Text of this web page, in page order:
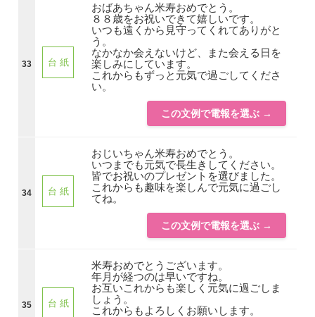
33 台 紙
おばあちゃん米寿おめでとう。
８８歳をお祝いできて嬉しいです。
いつも遠くから見守ってくれてありがと
う。
なかなか会えないけど、また会える日を
楽しみにしています。
これからもずっと元気で過ごしてくださ
い。
この文例で電報を選ぶ →
34 台 紙
おじいちゃん米寿おめでとう。
いつまでも元気で長生きしてください。
皆でお祝いのプレゼントを選びました。
これからも趣味を楽しんで元気に過ごし
てね。
この文例で電報を選ぶ →
35 台 紙
米寿おめでとうございます。
年月が経つのは早いですね。
お互いこれからも楽しく元気に過ごしま
しょう。
これからもよろしくお願いします。